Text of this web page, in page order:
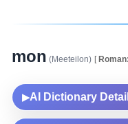
mon (Meeteilon) [Roman:
▶AI Dictionary